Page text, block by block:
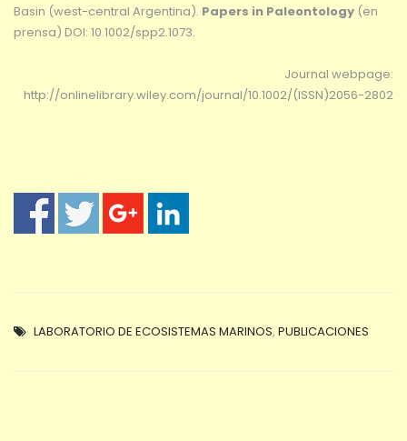
Basin (west-central Argentina). Papers in Paleontology (en
prensa) DOI: 10.1002/spp2.1073.
Journal webpage:
http://onlinelibrary.wiley.com/journal/10.1002/(ISSN)2056-2802
LABORATORIO DE ECOSISTEMAS MARINOS, PUBLICACIONES